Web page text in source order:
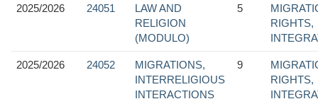
2025/2026 24051
LAW AND
RELIGION
(MODULO)
5
RIGHTS,
2025/2026 24052
MIGRATIONS,
INTERRELIGIOUS
INTERACTIONS
9
RIGHTS,